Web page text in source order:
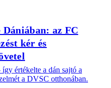
az FC
kér és
így értékelte a dán sajtó a
a DVSC otthonában.